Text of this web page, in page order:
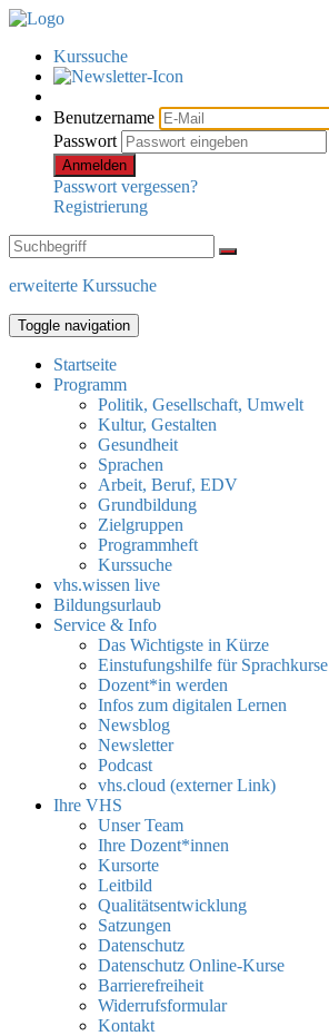
Kurssuche
Benutzername
Passwort
Anmelden
Passwort vergessen?
Registrierung
erweiterte Kurssuche
Toggle navigation
Startseite
Programm
Politik, Gesellschaft, Umwelt
Kultur, Gestalten
Gesundheit
Sprachen
Arbeit, Beruf, EDV
Grundbildung
Zielgruppen
Programmheft
Kurssuche
vhs.wissen live
Bildungsurlaub
Service & Info
Das Wichtigste in Kürze
Einstufungshilfe für Sprachkurse
Dozent*in werden
Infos zum digitalen Lernen
Newsblog
Newsletter
Podcast
vhs.cloud (externer Link)
Ihre VHS
Unser Team
Ihre Dozent*innen
Kursorte
Leitbild
Qualitätsentwicklung
Satzungen
Datenschutz
Datenschutz Online-Kurse
Barrierefreiheit
Widerrufsformular
Kontakt